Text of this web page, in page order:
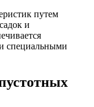
путем
и
специальными